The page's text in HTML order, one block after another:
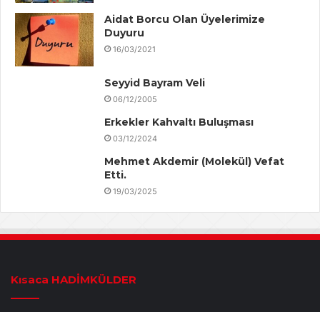
Aidat Borcu Olan Üyelerimize
Duyuru
16/03/2021
Seyyid Bayram Veli
06/12/2005
Erkekler Kahvaltı Buluşması
03/12/2024
Mehmet Akdemir (Molekül) Vefat
Etti.
19/03/2025
Kısaca HADİMKÜLDER